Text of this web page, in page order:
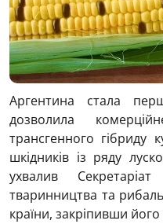
Аргентина стала
дозволила
трансгенного гібриду
шкідників із ряду
ухвалив Секретаріат
тваринництва та
країни, закріпивши